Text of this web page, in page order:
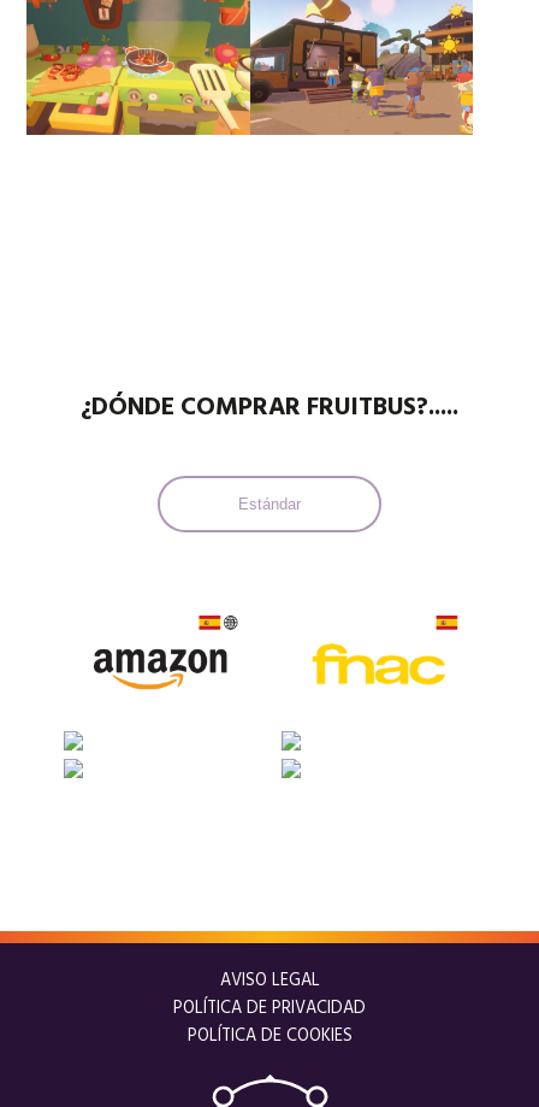
¿DÓNDE COMPRAR FRUITBUS?.....
Estándar
AVISO LEGAL
POLÍTICA DE PRIVACIDAD
POLÍTICA DE COOKIES